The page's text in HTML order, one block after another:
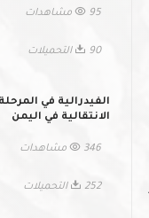
95 مشاهدات
90 التحميلات
الفيدرالية في المرحلة
الانتقالية في اليمن
346 مشاهدات
252 التحميلات